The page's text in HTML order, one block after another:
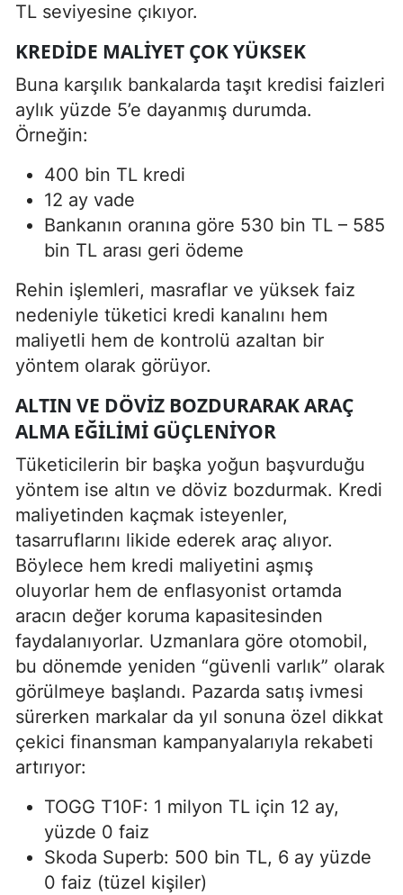
TL seviyesine çıkıyor.
KREDIDE MALIYET ÇOK YÜKSEK
Buna karşılık bankalarda taşıt kredisi faizleri
aylık yüzde 5’e dayanmış durumda.
Örneğin:
400 bin TL kredi
12 ay vade
Bankanın oranına göre 530 bin TL – 585
bin TL arası geri ödeme
Rehin işlemleri, masraflar ve yüksek faiz
nedeniyle tüketici kredi kanalını hem
maliyetli hem de kontrolü azaltan bir
yöntem olarak görüyor.
ALTIN VE DÖVIZ BOZDURARAK ARAÇ
ALMA EĞILIMI GÜÇLENIYOR
Tüketicilerin bir başka yoğun başvurduğu
yöntem ise altın ve döviz bozdurmak. Kredi
maliyetinden kaçmak isteyenler,
tasarruflarını likide ederek araç alıyor.
Böylece hem kredi maliyetini aşmış
oluyorlar hem de enflasyonist ortamda
aracın değer koruma kapasitesinden
faydalanıyorlar. Uzmanlara göre otomobil,
bu dönemde yeniden “güvenli varlık” olarak
görülmeye başlandı. Pazarda satış ivmesi
sürerken markalar da yıl sonuna özel dikkat
çekici finansman kampanyalarıyla rekabeti
artırıyor:
TOGG T10F: 1 milyon TL için 12 ay,
yüzde 0 faiz
Skoda Superb: 500 bin TL, 6 ay yüzde
0 faiz (tüzel kişiler)